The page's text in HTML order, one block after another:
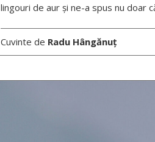
lingouri de aur și ne-a spus nu doar
Cuvinte de Radu Hângănuț